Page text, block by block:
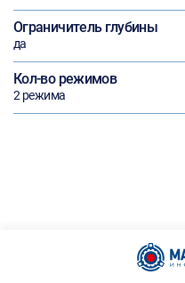
Ограничитель глубины
да
Кол-во режимов
2 режима